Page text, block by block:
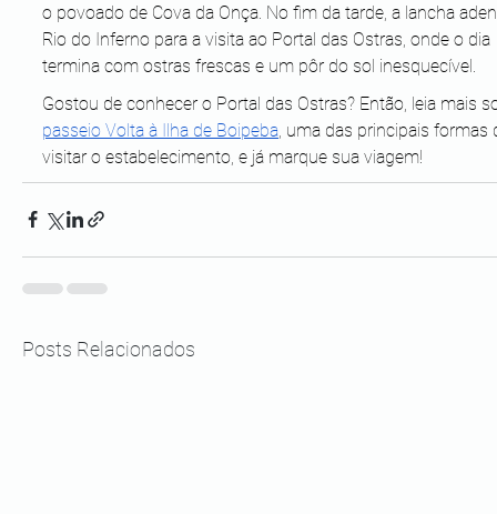
o povoado de Cova da Onça. No fim da tarde, a lancha
Rio do Inferno para a visita ao Portal das Ostras, onde o dia
termina com ostras frescas e um pôr do sol inesquecível.
Gostou de conhecer o Portal das Ostras? Então, leia mais
passeio Volta à Ilha de Boipeba , uma das principais formas
visitar o estabelecimento, e já marque sua viagem!
Posts Relacionados